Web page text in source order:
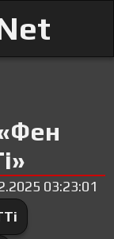
03:23:01